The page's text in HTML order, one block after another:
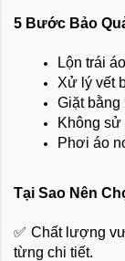
5 Bước Bảo
Lộn trái
Xử lý vết
Giặt
Không sử
Phơi áo
Tại Sao Nên
✅ Chất lượng
từng chi tiết.